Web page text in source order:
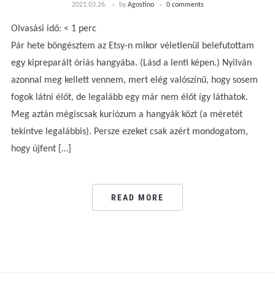
2021.03.26. by Agostino 0 comments
Olvasási idő: < 1 perc
Pár hete böngésztem az Etsy-n mikor véletlenül belefutottam
egy kipreparált óriás hangyába. (Lásd a lenti képen.) Nyilván
azonnal meg kellett vennem, mert elég valószínű, hogy sosem
fogok látni élőt, de legalább egy már nem élőt így láthatok.
Meg aztán mégiscsak kuriózum a hangyák közt (a méretét
tekintve legalábbis). Persze ezeket csak azért mondogatom,
hogy újfent […]
READ MORE